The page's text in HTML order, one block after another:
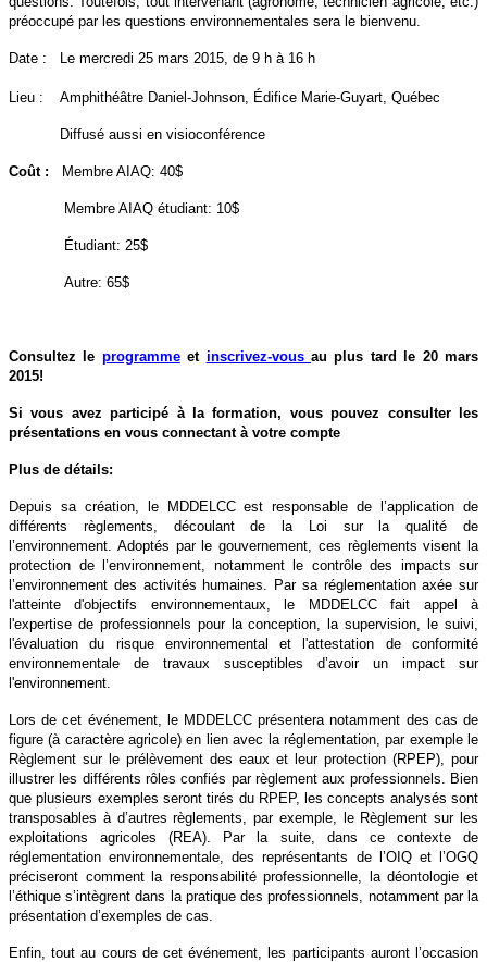
préoccupé par les questions environnementales sera le bienvenu.
Date : Le mercredi 25 mars 2015, de 9 h à 16 h
Lieu : Amphithéâtre Daniel-Johnson, Édifice Marie-Guyart, Québec
Diffusé aussi en visioconférence
Coût : Membre AIAQ: 40$
Membre AIAQ étudiant: 10$
Étudiant: 25$
Autre: 65$
Consultez le programmeet inscrivez-vousau plus tard le 20 mars
2015!
Si vous avez participé à la formation, vous pouvez consulter les
présentations en vous connectant à votre compte
Plus de détails:
Depuis sa création, le MDDELCC est responsable de l’application de
différents règlements, découlant de la Loi sur la qualité de
l’environnement. Adoptés par le gouvernement, ces règlements visent la
protection de l’environnement, notamment le contrôle des impacts sur
l’environnement des activités humaines. Par sa réglementation axée sur
l'atteinte d'objectifs environnementaux, le MDDELCC fait appel à
l'expertise de professionnels pour la conception, la supervision, le suivi,
l'évaluation du risque environnemental et l'attestation de conformité
environnementale de travaux susceptibles d’avoir un impact sur
l'environnement.
Lors de cet événement, le MDDELCC présentera notamment des cas de
figure (à caractère agricole) en lien avec la réglementation, par exemple le
Règlement sur le prélèvement des eaux et leur protection (RPEP), pour
illustrer les différents rôles confiés par règlement aux professionnels. Bien
que plusieurs exemples seront tirés du RPEP, les concepts analysés sont
transposables à d’autres règlements, par exemple, le Règlement sur les
exploitations agricoles (REA). Par la suite, dans ce contexte de
réglementation environnementale, des représentants de l’OIQ et l’OGQ
préciseront comment la responsabilité professionnelle, la déontologie et
l’éthique s’intègrent dans la pratique des professionnels, notamment par la
présentation d’exemples de cas.
Enfin, tout au cours de cet événement, les participants auront l’occasion